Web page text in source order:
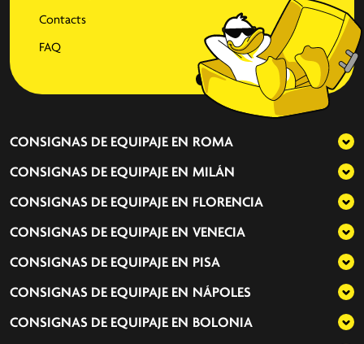
Contacts
FAQ
CONSIGNAS DE EQUIPAJE EN ROMA
CONSIGNAS DE EQUIPAJE EN MILÁN
CONSIGNAS DE EQUIPAJE EN FLORENCIA
CONSIGNAS DE EQUIPAJE EN VENECIA
CONSIGNAS DE EQUIPAJE EN PISA
CONSIGNAS DE EQUIPAJE EN NÁPOLES
CONSIGNAS DE EQUIPAJE EN BOLONIA